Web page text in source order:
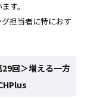
す。
担当者に特におす
29回＞増える一方